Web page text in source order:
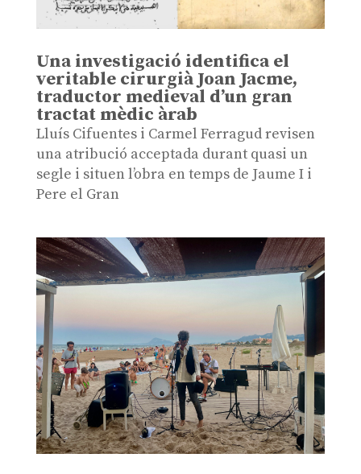
Una investigació identifica el
veritable cirurgià Joan Jacme,
traductor medieval d’un gran
tractat mèdic àrab
Lluís Cifuentes i Carmel Ferragud revisen
una atribució acceptada durant quasi un
segle i situen l’obra en temps de Jaume I i
Pere el Gran